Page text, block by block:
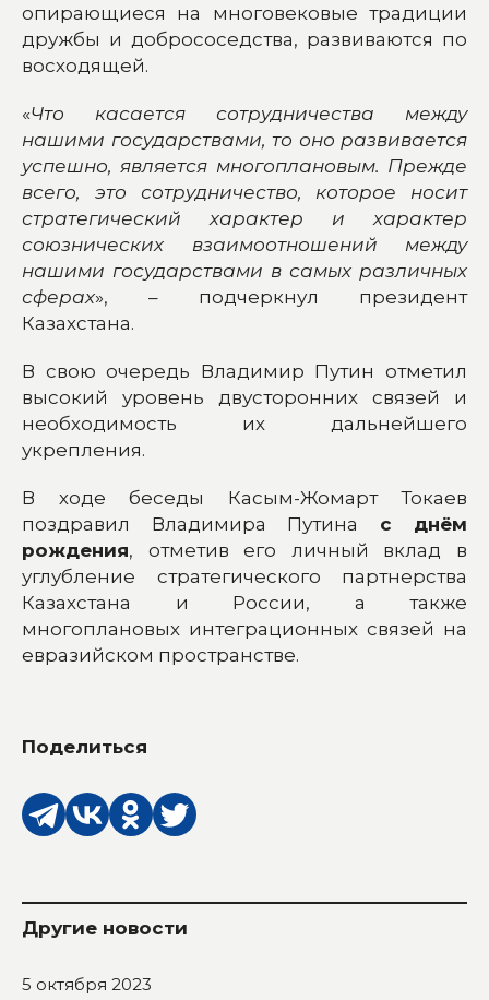
опирающиеся на многовековые традиции
дружбы и добрососедства, развиваются по
восходящей.
«Что касается сотрудничества между
нашими государствами, то оно развивается
успешно, является многоплановым. Прежде
всего, это сотрудничество, которое носит
стратегический характер и характер
союзнических взаимоотношений между
нашими государствами в самых различных
сферах», – подчеркнул президент
Казахстана.
В свою очередь Владимир Путин отметил
высокий уровень двусторонних связей и
необходимость их дальнейшего
укрепления.
В ходе беседы Касым-Жомарт Токаев
поздравил Владимира Путина с днём
рождения, отметив его личный вклад в
углубление стратегического партнерства
Казахстана и России, а также
многоплановых интеграционных связей на
евразийском пространстве.
Поделиться
Другие новости
5 октября 2023